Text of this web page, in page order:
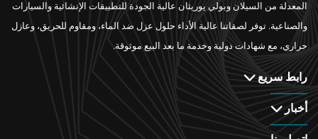
المعدلة من السيلان وبولي يوريثان عالية الجودة للتطبيقات الإنشائية والسيارات
والصناعية. توفر لصقاتنا عالية الأداء حلول عزل ضد الماء، ومقاوم للحريق، وعازل
حراري، مع شهادات دولية وخدمة ما بعد البيع موثوقة.
رابط سريع
أخبار